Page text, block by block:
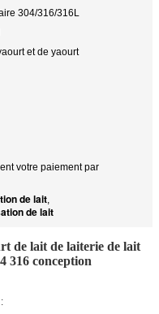
304/316/316L
et de yaourt
votre paiement par
de lait,
de lait
de lait de laiterie de lait
316 conception